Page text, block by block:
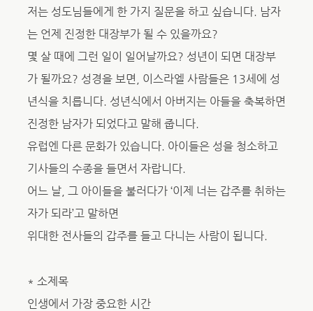
저는 성도님들에게 한 가지 질문을 하고 싶습니다. 남자
는 언제 진정한 대장부가 될 수 있을까요?
몇 살 때에 그런 일이 일어날까요? 성년이 되면 대장부
가 될까요? 성경을 보면, 이스라엘 사람들은 13세에 성
년식을 치릅니다. 성년식에서 아버지는 아들을 축복하면
진정한 남자가 되었다고 말해 줍니다.
유럽엔 다른 문화가 있습니다. 아이들은 성을 청소하고
기사들의 수종을 들면서 자랍니다.
어느 날, 그 아이들을 불러다가 ‘이제 너는 갑주를 취하는
자가 되라’고 말하면
위대한 전사들의 갑주를 들고 다니는 사람이 됩니다.
* 소제목
인생에서 가장 중요한 시간